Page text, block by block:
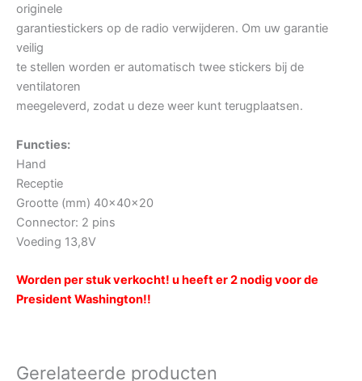
originele
garantiestickers op de radio verwijderen. Om uw garantie
veilig
te stellen worden er automatisch twee stickers bij de
ventilatoren
meegeleverd, zodat u deze weer kunt terugplaatsen.
Functies:
Hand
Receptie
Grootte (mm) 40x40x20
Connector: 2 pins
Voeding 13,8V
Worden per stuk verkocht! u heeft er 2 nodig voor de
President Washington!!
Gerelateerde producten